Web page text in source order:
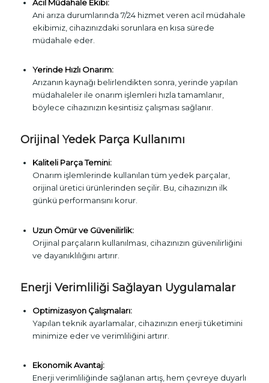
Acil Müdahale Ekibi:
Ani arıza durumlarında 7/24 hizmet veren acil müdahale
ekibimiz, cihazınızdaki sorunlara en kısa sürede
müdahale eder.
Yerinde Hızlı Onarım:
Arızanın kaynağı belirlendikten sonra, yerinde yapılan
müdahaleler ile onarım işlemleri hızla tamamlanır,
böylece cihazınızın kesintisiz çalışması sağlanır.
Orijinal Yedek Parça Kullanımı
Kaliteli Parça Temini:
Onarım işlemlerinde kullanılan tüm yedek parçalar,
orijinal üretici ürünlerinden seçilir. Bu, cihazınızın ilk
günkü performansını korur.
Uzun Ömür ve Güvenilirlik:
Orijinal parçaların kullanılması, cihazınızın güvenilirliğini
ve dayanıklılığını artırır.
Enerji Verimliliği Sağlayan Uygulamalar
Optimizasyon Çalışmaları:
Yapılan teknik ayarlamalar, cihazınızın enerji tüketimini
minimize eder ve verimliliğini artırır.
Ekonomik Avantaj:
Enerji verimliliğinde sağlanan artış, hem çevreye duyarlı